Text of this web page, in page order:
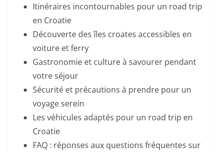
Itinéraires incontournables pour un road trip
en Croatie
Découverte des îles croates accessibles en
voiture et ferry
Gastronomie et culture à savourer pendant
votre séjour
Sécurité et précautions à prendre pour un
voyage serein
Les véhicules adaptés pour un road trip en
Croatie
FAQ : réponses aux questions fréquentes sur